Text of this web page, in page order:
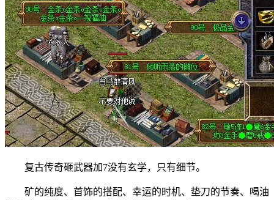
复古传奇砸武器加7没有玄学，只有细节。
矿的纯度、首饰的搭配、幸运的时机、垫刀的节奏、喝油